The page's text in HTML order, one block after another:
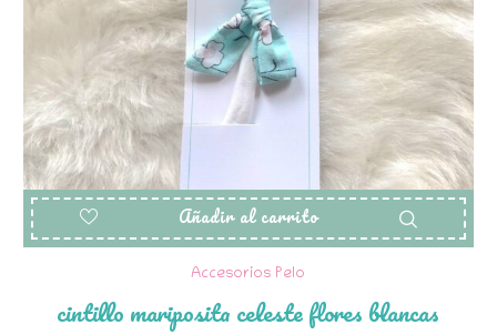
Añadir al carrito
Accesorios Pelo
cintillo mariposita celeste flores blancas